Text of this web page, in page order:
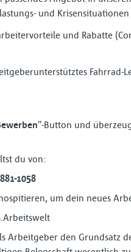
und
und Rabatte
Fahrrad-
"-Button und
du von:
1058
um dein neues
Arbeitgeber den Grundsatz